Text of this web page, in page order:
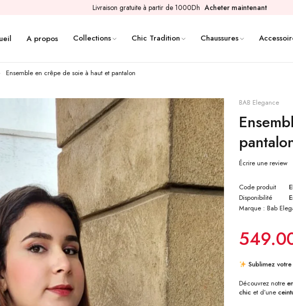
Livraison gratuite à partir de 1000Dh Acheter maintenant
A propos Collections Chic Tradition Chaussures
Ensemble en crêpe de soie à haut et pantalon
BAB Elegance
Écrire une review
Code produit
Disponibilité
Marque :Bab
Sublimez
Découvrez notre
chic et d’une